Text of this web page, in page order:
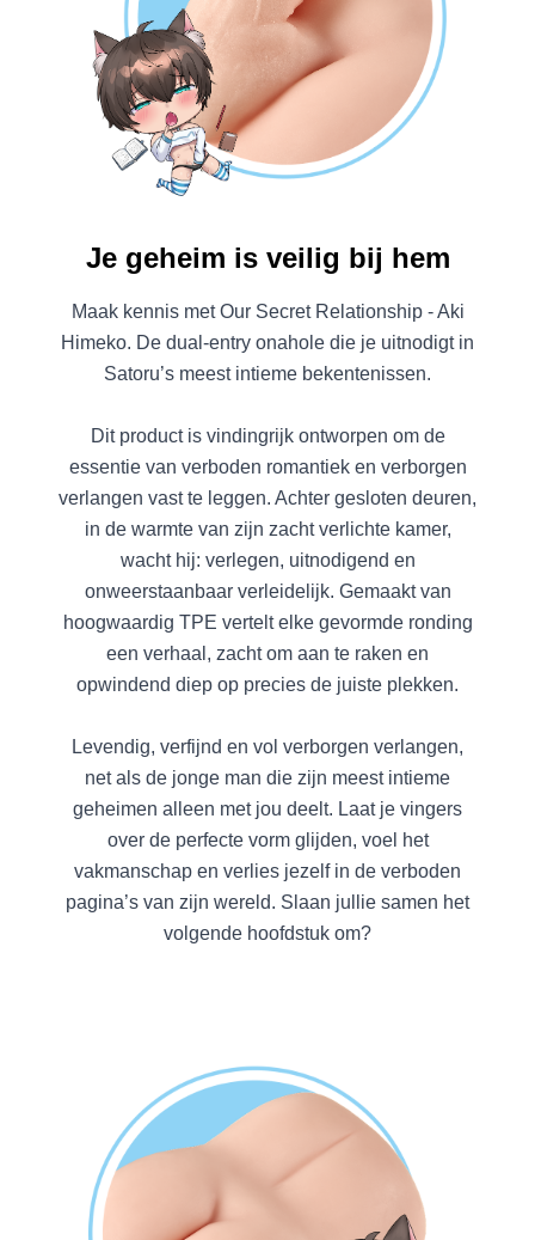
Je geheim is veilig bij hem
Maak kennis met Our Secret Relationship - Aki
Himeko. De dual-entry onahole die je uitnodigt in
Satoru’s meest intieme bekentenissen.
Dit product is vindingrijk ontworpen om de
essentie van verboden romantiek en verborgen
verlangen vast te leggen. Achter gesloten deuren,
in de warmte van zijn zacht verlichte kamer,
wacht hij: verlegen, uitnodigend en
onweerstaanbaar verleidelijk. Gemaakt van
hoogwaardig TPE vertelt elke gevormde ronding
een verhaal, zacht om aan te raken en
opwindend diep op precies de juiste plekken.
Levendig, verfijnd en vol verborgen verlangen,
net als de jonge man die zijn meest intieme
geheimen alleen met jou deelt. Laat je vingers
over de perfecte vorm glijden, voel het
vakmanschap en verlies jezelf in de verboden
pagina’s van zijn wereld. Slaan jullie samen het
volgende hoofdstuk om?